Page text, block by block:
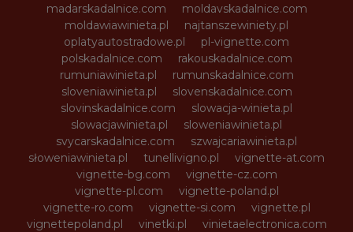
madarskadalnice.com
moldavskadalnice.com
moldawiawinieta.pl
najtanszewiniety.pl
oplatyautostradowe.pl
pl-vignette.com
polskadalnice.com
rakouskadalnice.com
rumuniawinieta.pl
rumunskadalnice.com
sloveniawinieta.pl
slovenskadalnice.com
slovinskadalnice.com
slowacja-winieta.pl
slowacjawinieta.pl
sloweniawinieta.pl
svycarskadalnice.com
szwajcariawinieta.pl
słoweniawinieta.pl
tunellivigno.pl
vignette-at.com
vignette-bg.com
vignette-cz.com
vignette-pl.com
vignette-poland.pl
vignette-ro.com
vignette-si.com
vignette.pl
vignettepoland.pl
vinetki.pl
vinietaelectronica.com